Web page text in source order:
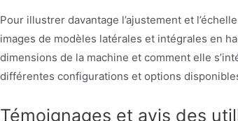
Pour illustrer davantage l’ajustement et
images de modèles latérales et intégrales en
dimensions de la machine et comment elle
différentes configurations et options
Témoignages et avis des